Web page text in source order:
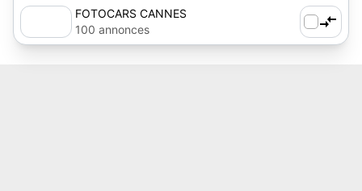
FOTOCARS CANNES
100 annonces